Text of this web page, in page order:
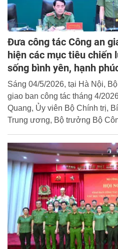
Đưa công tác Công an
hiện các mục tiêu chiến
sống bình yên, hạnh
Sáng 04/5/2026, tại Hà Nội,
giao ban công tác tháng 4/
Quang, Ủy viên Bộ Chính trị,
Trung ương, Bộ trưởng Bộ